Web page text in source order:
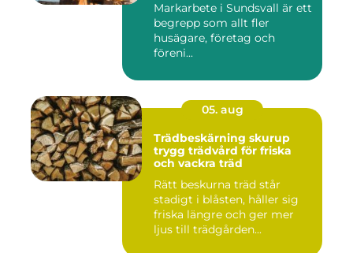
Markarbete i Sundsvall är ett
begrepp som allt fler
husägare, företag och
föreni...
05. aug
Trädbeskärning skurup
trygg trädvård för friska
och vackra träd
Rätt beskurna träd står
stadigt i blåsten, håller sig
friska längre och ger mer
ljus till trädgården...